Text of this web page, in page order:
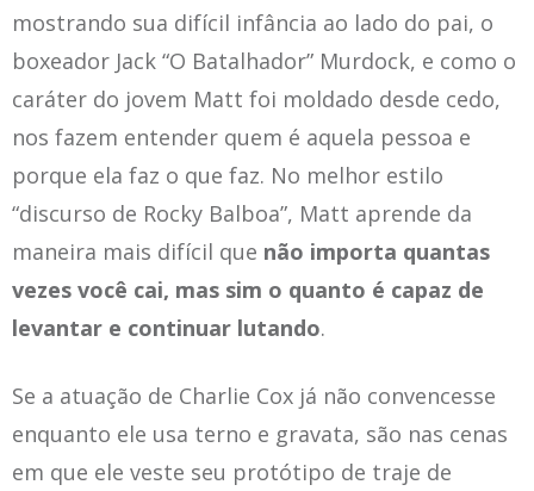
mostrando sua difícil infância ao lado do pai, o
boxeador Jack “O Batalhador” Murdock, e como o
caráter do jovem Matt foi moldado desde cedo,
nos fazem entender quem é aquela pessoa e
porque ela faz o que faz. No melhor estilo
“discurso de Rocky Balboa”, Matt aprende da
maneira mais difícil que não importa quantas
vezes você cai, mas sim o quanto é capaz de
levantar e continuar lutando.
Se a atuação de Charlie Cox já não convencesse
enquanto ele usa terno e gravata, são nas cenas
em que ele veste seu protótipo de traje de